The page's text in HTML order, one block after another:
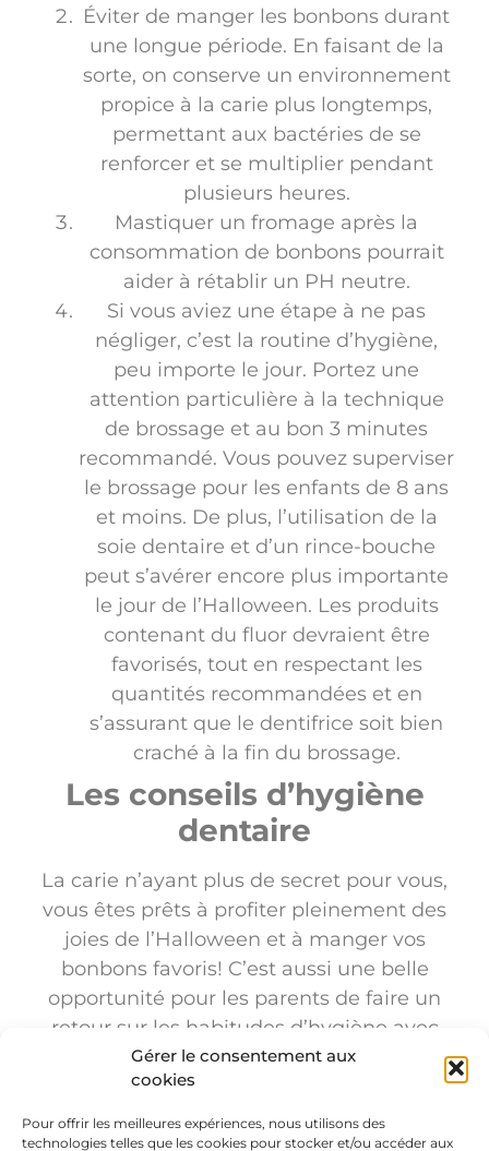
Gérer le consentement aux
cookies
Pour offrir les meilleures expériences, nous utilisons des
technologies telles que les cookies pour stocker et/ou accéder aux
Éviter de manger les bonbons durant
une longue période. En faisant de la
sorte, on conserve un environnement
propice à la carie plus longtemps,
permettant aux bactéries de se
renforcer et se multiplier pendant
plusieurs heures.
Mastiquer un fromage après la
consommation de bonbons pourrait
aider à rétablir un PH neutre.
Si vous aviez une étape à ne pas
négliger, c’est la routine d’hygiène,
peu importe le jour. Portez une
attention particulière à la technique
de brossage et au bon 3 minutes
recommandé. Vous pouvez superviser
le brossage pour les enfants de 8 ans
et moins. De plus, l’utilisation de la
soie dentaire et d’un rince-bouche
peut s’avérer encore plus importante
le jour de l’Halloween. Les produits
contenant du fluor devraient être
favorisés, tout en respectant les
quantités recommandées et en
s’assurant que le dentifrice soit bien
craché à la fin du brossage.
Les conseils d’hygiène
dentaire
La carie n’ayant plus de secret pour vous,
vous êtes prêts à profiter pleinement des
joies de l’Halloween et à manger vos
bonbons favoris! C’est aussi une belle
opportunité pour les parents de faire un
retour sur les habitudes d’hygiène avec
leurs enfants. Vous pouvez suivre les
conseils de notre équipe lors de votre
prochaine visite. LaClinique Dentaire
Champlainest disponible pour toutes vos